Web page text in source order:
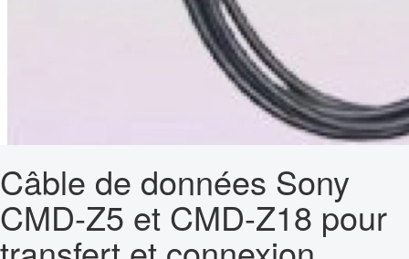
Câble de données Sony
CMD-Z5 et CMD-Z18 pour